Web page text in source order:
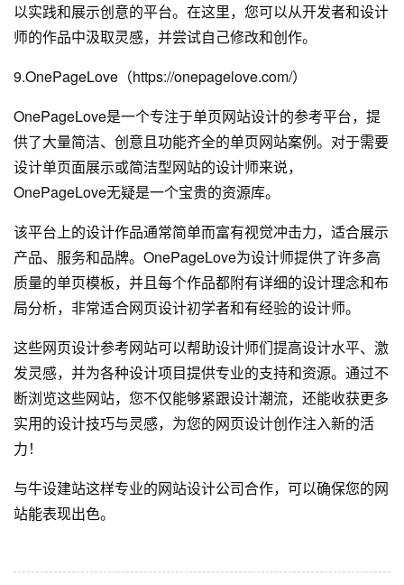
以实践和展示创意的平台。在这里，您可以从开发者和设计
师的作品中汲取灵感，并尝试自己修改和创作。
9.OnePageLove（https://onepagelove.com/）
OnePageLove是一个专注于单页网站设计的参考平台，提
供了大量简洁、创意且功能齐全的单页网站案例。对于需要
设计单页面展示或简洁型网站的设计师来说，
OnePageLove无疑是一个宝贵的资源库。
该平台上的设计作品通常简单而富有视觉冲击力，适合展示
产品、服务和品牌。OnePageLove为设计师提供了许多高
质量的单页模板，并且每个作品都附有详细的设计理念和布
局分析，非常适合网页设计初学者和有经验的设计师。
这些网页设计参考网站可以帮助设计师们提高设计水平、激
发灵感，并为各种设计项目提供专业的支持和资源。通过不
断浏览这些网站，您不仅能够紧跟设计潮流，还能收获更多
实用的设计技巧与灵感，为您的网页设计创作注入新的活
力！
与牛设建站这样专业的网站设计公司合作，可以确保您的网
站能表现出色。